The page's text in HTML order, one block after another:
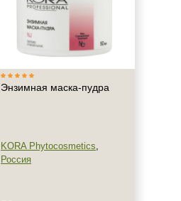
Энзимная маска-пудра
KORA Phytocosmetics,
Россия